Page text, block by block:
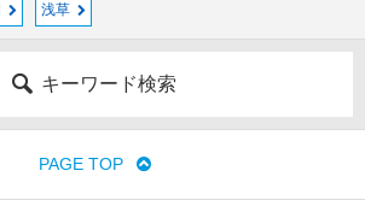
浅草
キーワード検索
PAGE TOP